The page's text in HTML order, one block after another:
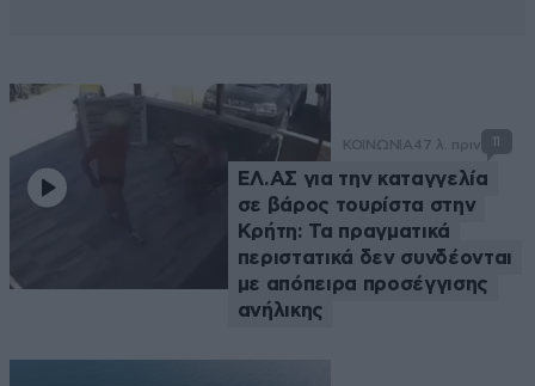
ΚΟΙΝΩΝΙΑ47 λ. πριν 11
ΕΛ.ΑΣ για την καταγγελία
σε βάρος τουρίστα στην
Κρήτη: Τα πραγματικά
περιστατικά δεν συνδέονται
με απόπειρα προσέγγισης
ανήλικης